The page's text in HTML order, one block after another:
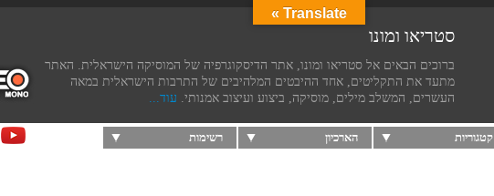
סטריאו ומונו
ברוכים הבאים אל סטריאו ומונו, אתר הדיסקוגרפיה של המוסיקה הישראלית. האתר
מתעד את התקליטים, אחד ההיבטים המלהיבים של התרבות הישראלית במאה
העשרים, המשלב מילים, מוסיקה, ביצוע ועיצוב אמנותי. עוד...
קטגוריות הארכיון רשימות
Translate »